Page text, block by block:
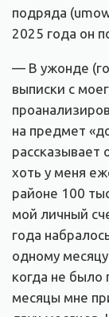
подряда
2025 года он
— В ужонде
выписки с
на предмет
рассказывает
хоть у меня
районе 100
мой личный
года
одному
когда не было
месяцы мне